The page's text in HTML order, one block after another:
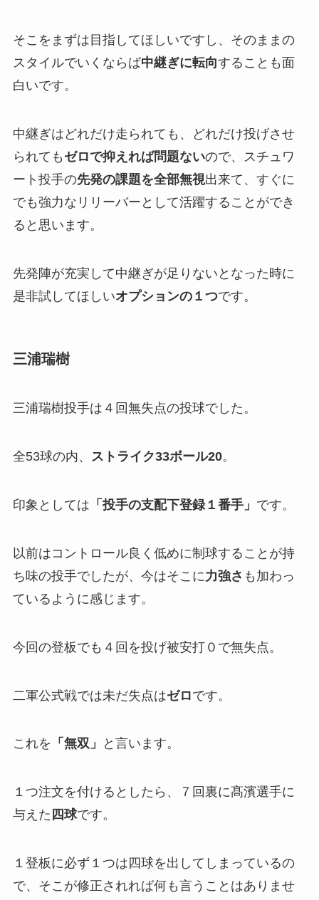
そこをまずは目指してほしいですし、そのままの
スタイルでいくならば中継ぎに転向することも面
白いです。
中継ぎはどれだけ走られても、どれだけ投げさせ
られても ゼロで抑えれば問題ないので、スチュワ
ート投手の先発の課題を全部無視出来て、すぐに
でも強力なリリーバーとして活躍することができ
ると思います。
先発陣が充実して中継ぎが足りないとなった時に
是非試してほしいオプションの１つです。
三浦瑞樹
三浦瑞樹投手は４回無失点の投球でした。
全53球の内、 ストライク33ボール20。
印象としては 「投手の支配下登録１番手」 です。
以前はコントロール良く低めに制球することが持
ち味の投手でしたが、今はそこに力強さ も加わっ
ているように感じます。
今回の登板でも４回を投げ被安打０で無失点。
二軍公式戦では未だ失点はゼロです。
これを 「無双」 と言います。
１つ注文を付けるとしたら、７回裏に髙濱選手に
与えた 四球です。
１登板に必ず１つは四球を出してしまっているの
で、そこが修正されれば何も言うことはありませ